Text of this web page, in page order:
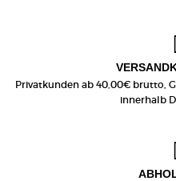
Privatkunden ab 40,00€ brutto,
innerhalb